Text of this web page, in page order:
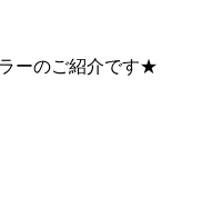
ーのご紹介です★